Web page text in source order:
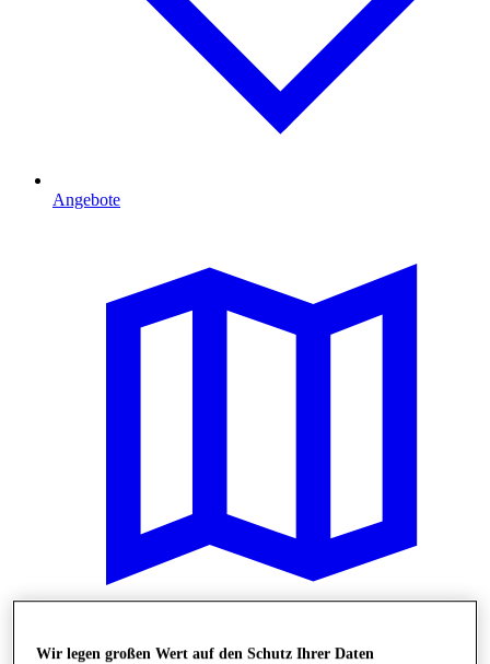
Angebote
Plane Deinen Besuch
Wir legen großen Wert auf den Schutz Ihrer Daten